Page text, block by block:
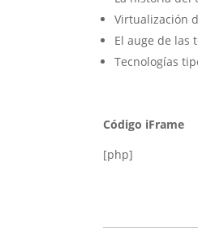
Virtualización
El auge de las
Tecnologías
Código iFrame
[php]